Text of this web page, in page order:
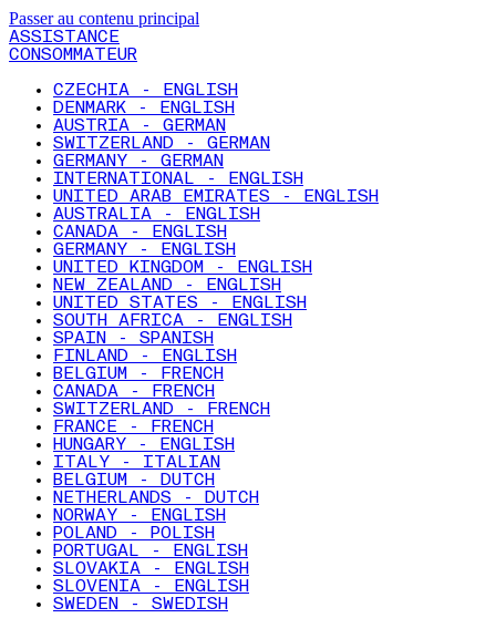
Passer au contenu principal
ASSISTANCE
CONSOMMATEUR
CZECHIA - ENGLISH
DENMARK - ENGLISH
AUSTRIA - GERMAN
SWITZERLAND - GERMAN
GERMANY - GERMAN
INTERNATIONAL - ENGLISH
UNITED ARAB EMIRATES - ENGLISH
AUSTRALIA - ENGLISH
CANADA - ENGLISH
GERMANY - ENGLISH
UNITED KINGDOM - ENGLISH
NEW ZEALAND - ENGLISH
UNITED STATES - ENGLISH
SOUTH AFRICA - ENGLISH
SPAIN - SPANISH
FINLAND - ENGLISH
BELGIUM - FRENCH
CANADA - FRENCH
SWITZERLAND - FRENCH
FRANCE - FRENCH
HUNGARY - ENGLISH
ITALY - ITALIAN
BELGIUM - DUTCH
NETHERLANDS - DUTCH
NORWAY - ENGLISH
POLAND - POLISH
PORTUGAL - ENGLISH
SLOVAKIA - ENGLISH
SLOVENIA - ENGLISH
SWEDEN - SWEDISH